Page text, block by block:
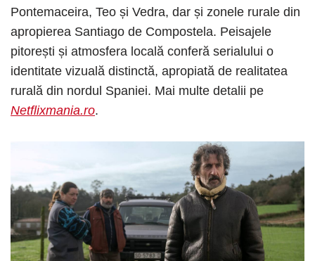
Pontemaceira, Teo și Vedra, dar și zonele rurale din
apropierea Santiago de Compostela. Peisajele
pitorești și atmosfera locală conferă serialului o
identitate vizuală distinctă, apropiată de realitatea
rurală din nordul Spaniei. Mai multe detalii pe
Netflixmania.ro.